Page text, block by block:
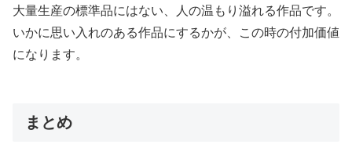
大量生産の標準品にはない、人の温もり溢れる作品です。
いかに思い入れのある作品にするかが、この時の付加価値
になります。
まとめ